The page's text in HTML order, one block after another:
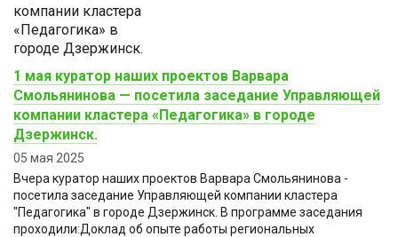
1 мая куратор наших проектов Варвара
Смольянинова — посетила заседание Управляющей
компании кластера «Педагогика» в городе
Дзержинск.
05 мая 2025
Вчера куратор наших проектов Варвара Смольянинова -
посетила заседание Управляющей компании кластера
"Педагогика" в городе Дзержинск. В программе заседания
проходили:Доклад об опыте работы региональных